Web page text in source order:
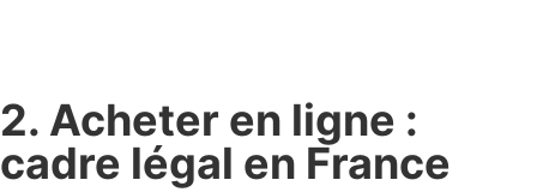
2. Acheter en ligne :
cadre légal en France